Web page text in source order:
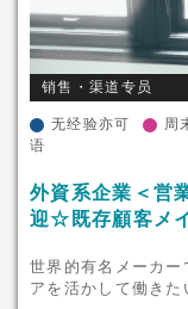
销售・渠道专员
无经验亦可 周
语
外資系企業＜営
迎☆既存顧客メ
世界的有名メーカ
アを活かして働きた